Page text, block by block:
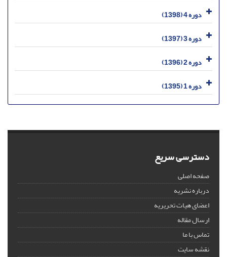
دوره 4 (1398)
دوره 3 (1397)
دوره 2 (1396)
دوره 1 (1395)
دسترسی سریع
صفحه اصلی
درباره نشریه
اعضای هیات تحریریه
ارسال مقاله
تماس با ما
نقشه سایت